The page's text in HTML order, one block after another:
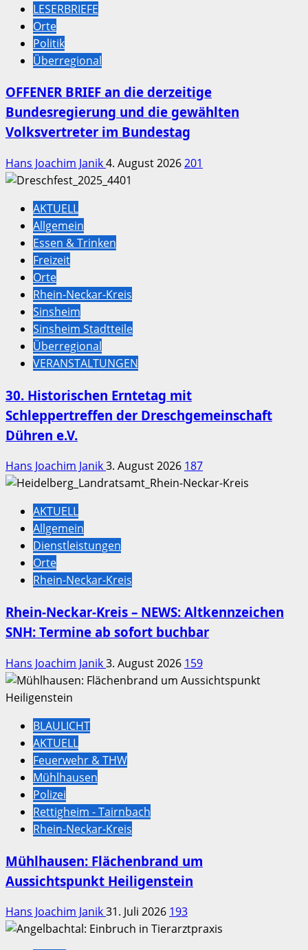
LESERBRIEFE
Orte
Politik
Überregional
OFFENER BRIEF an die derzeitige
Bundesregierung und die gewählten
Volksvertreter im Bundestag
Hans Joachim Janik4. August 2026201
AKTUELL
Allgemein
Essen & Trinken
Freizeit
Orte
Rhein-Neckar-Kreis
Sinsheim
Sinsheim Stadtteile
Überregional
VERANSTALTUNGEN
30. Historischen Erntetag mit
Schleppertreffen der Dreschgemeinschaft
Dühren e.V.
Hans Joachim Janik3. August 2026 187
AKTUELL
Allgemein
Dienstleistungen
Orte
Rhein-Neckar-Kreis
Rhein-Neckar-Kreis – NEWS: Altkennzeichen
SNH: Termine ab sofort buchbar
Hans Joachim Janik3. August 2026 159
BLAULICHT
AKTUELL
Feuerwehr & THW
Mühlhausen
Polizei
Rettigheim - Tairnbach
Rhein-Neckar-Kreis
Mühlhausen: Flächenbrand um
Aussichtspunkt Heiligenstein
Hans Joachim Janik31. Juli 2026 193